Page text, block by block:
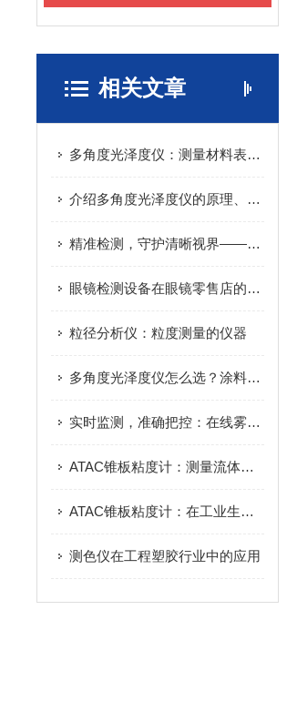
相关文章
多角度光泽度仪：测量材料表面光泽度的全面解决方案
介绍多角度光泽度仪的原理、构成和应用
精准检测，守护清晰视界——智能眼镜检测设备全解析
眼镜检测设备在眼镜零售店的应用
粒径分析仪：粒度测量的仪器
多角度光泽度仪怎么选？涂料塑胶检测的角度与量程选型指南
实时监测，准确把控：在线雾度仪助力透明材料质量控制
ATAC锥板粘度计：测量流体的粘度性能
ATAC锥板粘度计：在工业生产中的重要应用
测色仪在工程塑胶行业中的应用